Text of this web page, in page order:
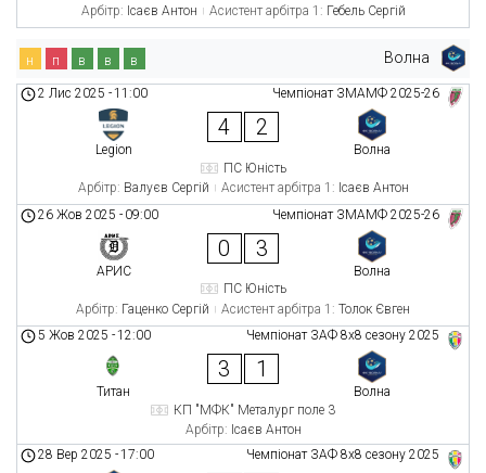
Арбітр: Ісаєв Антон Асистент арбітра 1: Гебель Сергій
Волна
н п в в в
Чемпіонат ЗМАМФ 2025-26
2 Лис 2025 -11:00
Legion
4 2
Волна
ПС Юність
Арбітр: Валуєв Сергій Асистент арбітра 1: Ісаєв Антон
Чемпіонат ЗМАМФ 2025-26
26 Жов 2025 - 09:00
АРИС
0 3
Волна
ПС Юність
Арбітр: Гаценко Сергій Асистент арбітра 1: Толок Євген
Чемпіонат ЗАФ 8x8 сезону 2025
5 Жов 2025 -12:00
Титан
3 1
Волна
КП "МФК" Металург поле 3
Арбітр: Ісаєв Антон
Чемпіонат ЗАФ 8x8 сезону 2025
28 Вер 2025 -17:00